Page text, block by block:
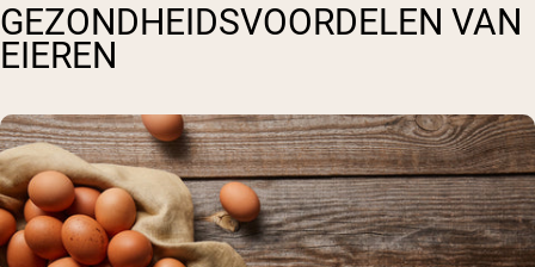
GEZONDHEIDSVOORDELEN VAN
EIEREN